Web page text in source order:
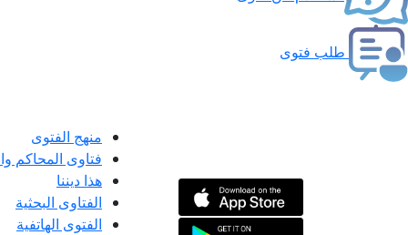
طلب فتوى
منهج الفتوى
فتاوى المحاكم
هذا ديننا
الفتاوى البحثية
الفتوى الهاتفية